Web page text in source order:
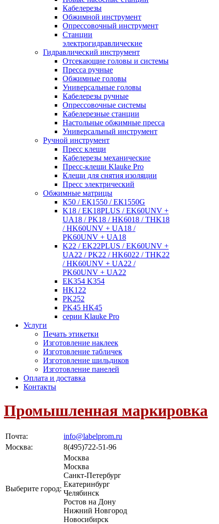
Кабелерезы
Обжимной инструмент
Опрессовочный инструмент
Станции
электрогидравлические
Гидравлический инструмент
Отсекающие головы и системы
Пресса ручные
Обжимные головы
Универсальные головы
Кабелерезы ручные
Опрессовочные системы
Кабелерезные станции
Настольные обжимные пресса
Универсальный инструмент
Ручной инструмент
Пресс клещи
Кабелерезы механические
Пресс-клещи Klauke Pro
Клещи для снятия изоляции
Пресс электрический
Обжимные матрицы
К50 / ЕК1550 / ЕК1550G
K18 / EK18PLUS / EK60UNV +
UA18 / PK18 / HK6018 / THK18
/ HK60UNV + UA18 /
PK60UNV + UA18
K22 / EK22PLUS / EK60UNV +
UA22 / PK22 / HK6022 / THK22
/ HK60UNV + UA22 /
PK60UNV + UA22
EK354 K354
HK122
PK252
PK45 HK45
серии Klauke Pro
Услуги
Печать этикетки
Изготовление наклеек
Изготовление табличек
Изготовление шильдиков
Изготовление панелей
Оплата и доставка
Контакты
Промышленная маркировка
Почта:
info@labelprom.ru
Москва: 8(495)722-51-96
Выберите город:
Москва
Москва
Санкт-Петербург
Екатеринбург
Челябинск
Ростов на Дону
Нижний Новгород
Новосибирск